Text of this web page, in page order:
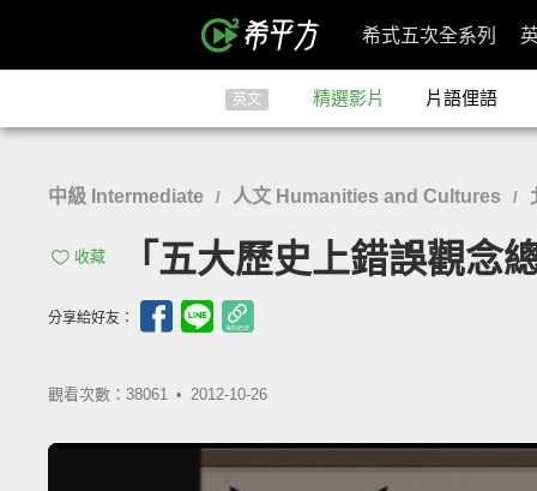
希式五次全系列
英文 精選影片 片語俚語
中級 Intermediate / 人文 Humanities and Cultures /
收藏 「五大歷史上錯誤觀
分享給好友：
觀看次數：38061 • 2012-10-26